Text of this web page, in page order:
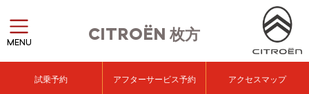
CITROËN 枚方
MENU
試乗予約 アフターサービス予約 アクセスマップ